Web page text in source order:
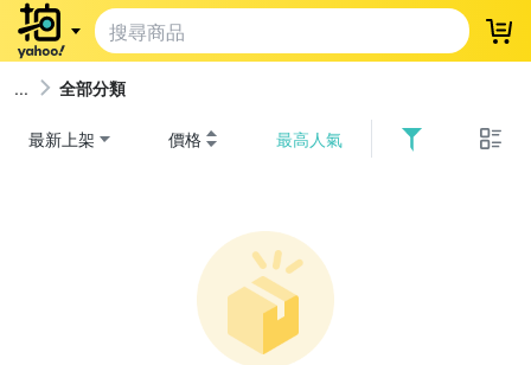
登
全部分類
最新上架 價格 最高人氣